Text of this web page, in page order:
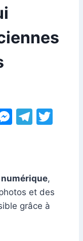
M
e
n
g
T
a
m
numérique,
et des
grâce à